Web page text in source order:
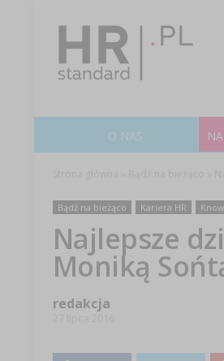
O NAS
Bądź na bieżąco Kariera HR
Najlepsze
Moniką
redakcja